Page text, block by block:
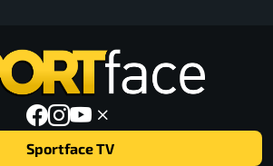
Sportface TV